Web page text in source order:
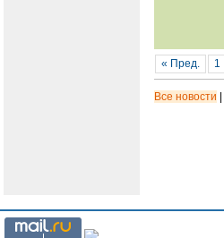
« Пред. 1
Все новости |